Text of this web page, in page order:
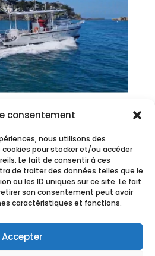
consentement
nous utilisons des
pour stocker et/ou accéder
Le fait de consentir à ces
de traiter des données telles que le
ou les ID uniques sur ce site. Le fait
son consentement peut avoir
caractéristiques et fonctions.
Accepter